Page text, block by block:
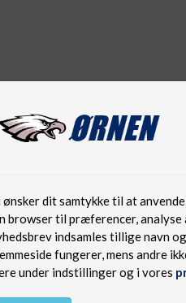
den privatlivspolitik der
ønsker dit samtykke til at
browser til præferencer,
indsamles tillige navn
fungerer, mens andre
under indstillinger og i vores